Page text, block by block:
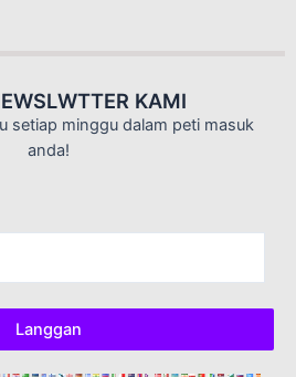
KAMI
setiap minggu dalam peti masuk
anda!
Langgan